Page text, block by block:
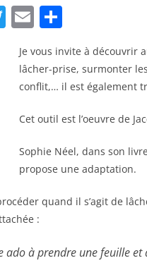
T
itt
er
E
ai
l
ar
ta
g
er
Je vous invite à découvrir
lâcher-prise, surmonter
conflit,… il est également
Cet outil est l’oeuvre de
Sophie Néel, dans son
propose une adaptation.
quand il s’agit de
:
ado à prendre une feuille